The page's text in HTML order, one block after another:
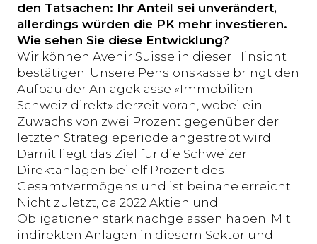
den Tatsachen: Ihr Anteil sei unverändert,
allerdings würden die PK mehr investieren.
Wie sehen Sie diese Entwicklung?
Wir können Avenir Suisse in dieser Hinsicht
bestätigen. Unsere Pensionskasse bringt den
Aufbau der Anlageklasse «Immobilien
Schweiz direkt» derzeit voran, wobei ein
Zuwachs von zwei Prozent gegenüber der
letzten Strategieperiode angestrebt wird.
Damit liegt das Ziel für die Schweizer
Direktanlagen bei elf Prozent des
Gesamtvermögens und ist beinahe erreicht.
Nicht zuletzt, da 2022 Aktien und
Obligationen stark nachgelassen haben. Mit
indirekten Anlagen in diesem Sektor und